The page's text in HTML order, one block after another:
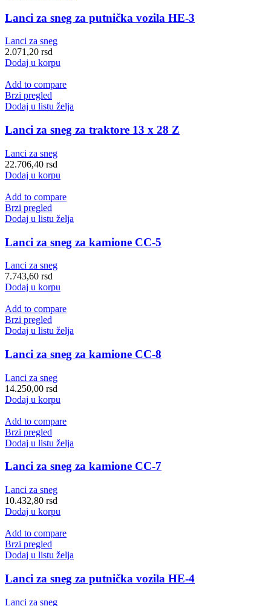
Lanci za sneg za putnička vozila HE-3
Lanci za sneg
2.071,20 rsd
Dodaj u korpu
Add to compare
Brzi pregled
Dodaj u listu želja
Lanci za sneg za traktore 13 x 28 Z
Lanci za sneg
22.706,40 rsd
Dodaj u korpu
Add to compare
Brzi pregled
Dodaj u listu želja
Lanci za sneg za kamione CC-5
Lanci za sneg
7.743,60 rsd
Dodaj u korpu
Add to compare
Brzi pregled
Dodaj u listu želja
Lanci za sneg za kamione CC-8
Lanci za sneg
14.250,00 rsd
Dodaj u korpu
Add to compare
Brzi pregled
Dodaj u listu želja
Lanci za sneg za kamione CC-7
Lanci za sneg
10.432,80 rsd
Dodaj u korpu
Add to compare
Brzi pregled
Dodaj u listu želja
Lanci za sneg za putnička vozila HE-4
Lanci za sneg